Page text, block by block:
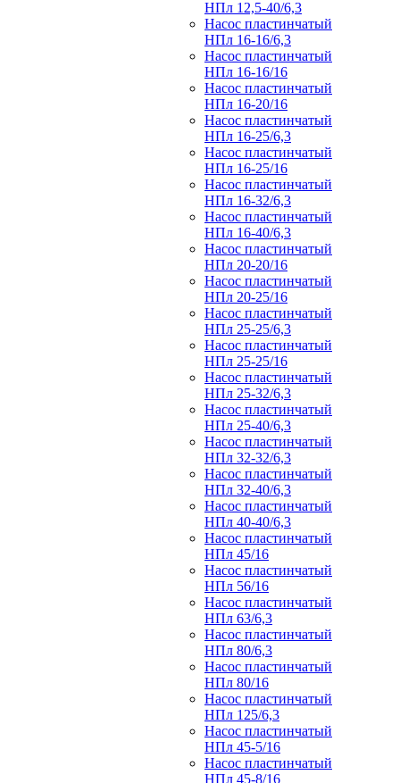
НПл 12,5-40/6,3
Насос пластинчатый
НПл 16-16/6,3
Насос пластинчатый
НПл 16-16/16
Насос пластинчатый
НПл 16-20/16
Насос пластинчатый
НПл 16-25/6,3
Насос пластинчатый
НПл 16-25/16
Насос пластинчатый
НПл 16-32/6,3
Насос пластинчатый
НПл 16-40/6,3
Насос пластинчатый
НПл 20-20/16
Насос пластинчатый
НПл 20-25/16
Насос пластинчатый
НПл 25-25/6,3
Насос пластинчатый
НПл 25-25/16
Насос пластинчатый
НПл 25-32/6,3
Насос пластинчатый
НПл 25-40/6,3
Насос пластинчатый
НПл 32-32/6,3
Насос пластинчатый
НПл 32-40/6,3
Насос пластинчатый
НПл 40-40/6,3
Насос пластинчатый
НПл 45/16
Насос пластинчатый
НПл 56/16
Насос пластинчатый
НПл 63/6,3
Насос пластинчатый
НПл 80/6,3
Насос пластинчатый
НПл 80/16
Насос пластинчатый
НПл 125/6,3
Насос пластинчатый
НПл 45-5/16
Насос пластинчатый
НПл 45-8/16